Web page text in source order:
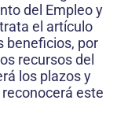
del Empleo y
el artículo
beneficios, por
recursos del
los plazos y
este